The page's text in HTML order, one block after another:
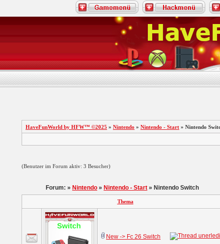
HaveFunWorld by HFW™ ©2025 » Nintendo » Nintendo - Start » Nintendo
(Benutzer im Forum aktiv: 3 Besucher)
Forum: » Nintendo » Nintendo - Start » Nintendo Switch
Thema
New -> Fc 26 Switch